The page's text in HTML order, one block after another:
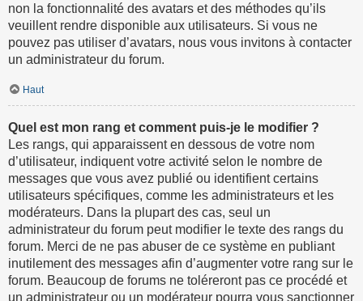
non la fonctionnalité des avatars et des méthodes qu’ils
veuillent rendre disponible aux utilisateurs. Si vous ne
pouvez pas utiliser d’avatars, nous vous invitons à contacter
un administrateur du forum.
Haut
Quel est mon rang et comment puis-je le modifier ?
Les rangs, qui apparaissent en dessous de votre nom
d’utilisateur, indiquent votre activité selon le nombre de
messages que vous avez publié ou identifient certains
utilisateurs spécifiques, comme les administrateurs et les
modérateurs. Dans la plupart des cas, seul un
administrateur du forum peut modifier le texte des rangs du
forum. Merci de ne pas abuser de ce système en publiant
inutilement des messages afin d’augmenter votre rang sur le
forum. Beaucoup de forums ne toléreront pas ce procédé et
un administrateur ou un modérateur pourra vous sanctionner